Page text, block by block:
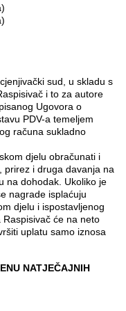
sud, u skladu s
i to za autore
Ugovora o
PDV-a temeljem
računa sukladno
djelu obračunati i
prirez i druga davanja na
na dohodak. Ukoliko je
nagrade isplaćuju
djelu i ispostavljenog
će na neto
uplatu samo iznosa
NATJEČAJNIH